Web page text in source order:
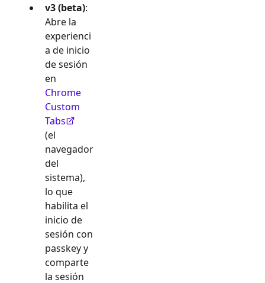
v3 (beta):
Abre la
experienci
a de inicio
de sesión
en
Chrome
Custom
Tabs
(el
navegador
del
sistema),
lo que
habilita el
inicio de
sesión con
passkey y
comparte
la sesión